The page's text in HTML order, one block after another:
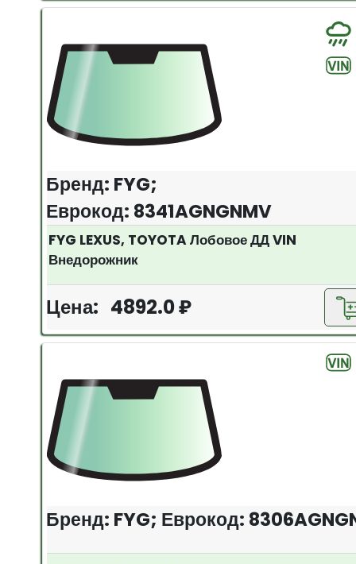
Бренд: FYG;
Еврокод: 8341AGNGNMV
FYG LEXUS, TOYOTA Лобовое ДД VIN
Внедорожник
Цена: 4892.0 ₽
Бренд: FYG; Еврокод: